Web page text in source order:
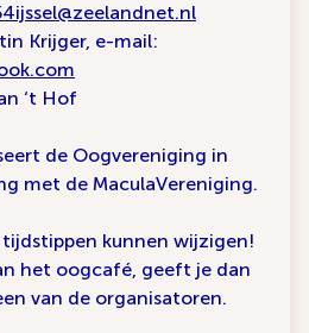
Krijger, e-mail:
‘t Hof
de Oogvereniging in
met de MaculaVereniging.
tijdstippen kunnen wijzigen!
het oogcafé, geeft je dan
van de organisatoren.